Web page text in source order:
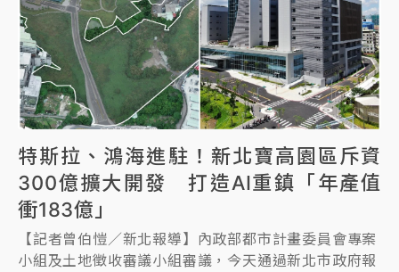
特斯拉、鴻海進駐！新北寶高園區斥資
300億擴大開發 打造AI重鎮「年產值
衝183億」
【記者曾伯愷／新北報導】內政部都市計畫委員會專案
小組及土地徵收審議小組審議，今天通過新北市政府報